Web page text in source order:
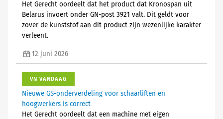
Het Gerecht oordeelt dat het product dat Kronospan uit
Belarus invoert onder GN-post 3921 valt. Dit geldt voor
zover de kunststof aan dit product zijn wezenlijke karakter
verleent.
12 juni 2026
VN VANDAAG
Nieuwe GS-onderverdeling voor schaarliften en
hoogwerkers is correct
Het Gerecht oordeelt dat een machine met eigen